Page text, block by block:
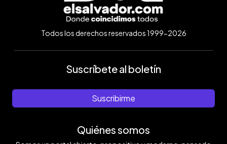
Todos los derechos reservados 1999-2026
Suscríbete al boletín
Suscribirme
Quiénes somos